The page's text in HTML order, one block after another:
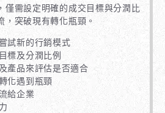
僅需設定明確的成交目標與分潤比
，突破現有轉化瓶頸。
試新的行銷模式
標及分潤比例
產品來評估是否適合
化遇到瓶頸
給企業